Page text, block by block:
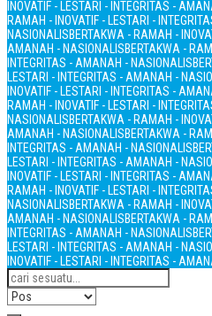
INOVATIF - LESTARI - INTEGRITAS -
RAMAH - INOVATIF - LESTARI -
NASIONALISBERTAKWA - RAMAH -
AMANAH - NASIONALISBERTAKWA -
INTEGRITAS - AMANAH - NASIONALIS
LESTARI - INTEGRITAS - AMANAH -
INOVATIF - LESTARI - INTEGRITAS -
RAMAH - INOVATIF - LESTARI -
NASIONALISBERTAKWA - RAMAH -
AMANAH - NASIONALISBERTAKWA -
INTEGRITAS - AMANAH - NASIONALIS
LESTARI - INTEGRITAS - AMANAH -
INOVATIF - LESTARI - INTEGRITAS -
RAMAH - INOVATIF - LESTARI -
NASIONALISBERTAKWA - RAMAH -
AMANAH - NASIONALISBERTAKWA -
INTEGRITAS - AMANAH - NASIONALIS
LESTARI - INTEGRITAS - AMANAH -
INOVATIF - LESTARI - INTEGRITAS -